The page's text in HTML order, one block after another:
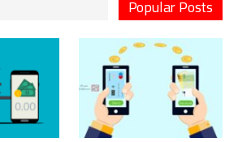
Popular Posts